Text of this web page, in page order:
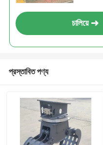
চালিয়ে
প্রস্তাবিত পণ্য